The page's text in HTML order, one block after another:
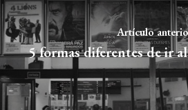
Artículo
5 formas diferentes de ir